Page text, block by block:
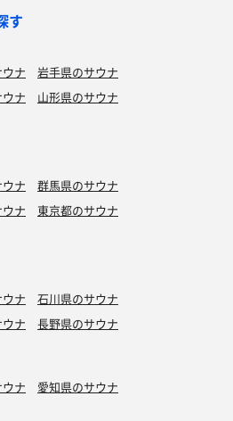
す
ナ
岩手県のサウナ
ナ
山形県のサウナ
ナ
群馬県のサウナ
ナ
東京都のサウナ
ナ
石川県のサウナ
ナ 長野県のサウナ
ナ
愛知県のサウナ